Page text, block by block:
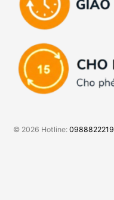
© 2026 Hotline: 0988822219